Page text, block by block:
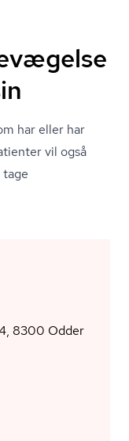
har eller har
vil også
Odder Svømmehal, Nølevvej 4, 8300 Odder